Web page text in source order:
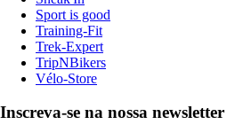
Sport is good
Training-Fit
Trek-Expert
TripNBikers
Vélo-Store
Inscreva-se na nossa newsletter